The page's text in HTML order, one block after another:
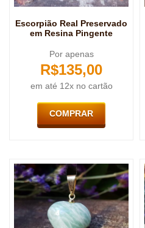
Escorpião Real Preservado
em Resina Pingente
Por apenas
R$135,00
em até 12x no cartão
COMPRAR